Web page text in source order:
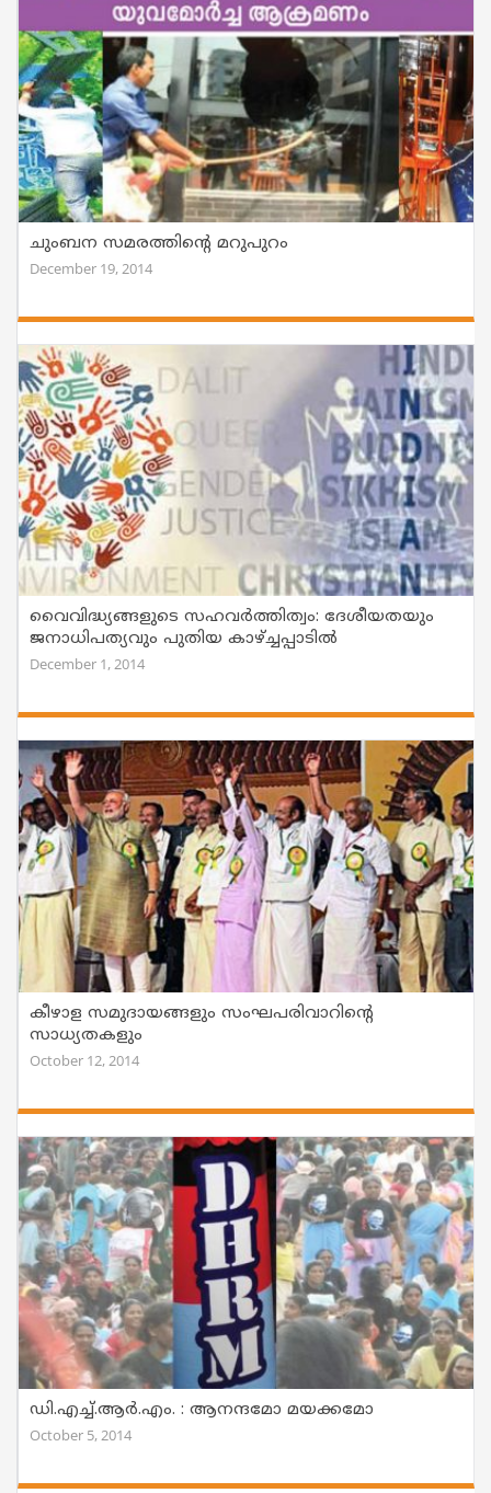
ചുംബന സമരത്തിന്റെ മറുപുറം
December 19, 2014
വൈവിദ്ധ്യങ്ങളുടെ സഹവര്‍ത്തിത്വം: ദേശീയതയും
ജനാധിപത്യവും പുതിയ കാഴ്ച്ചപ്പാടില്‍
December 1, 2014
കീഴാള സമുദായങ്ങളും സംഘപരിവാറിന്റെ
സാധ്യതകളും
October 12, 2014
ഡി.എച്ച്.ആര്‍.എം. : ആനന്ദമോ മയക്കമോ
October 5, 2014